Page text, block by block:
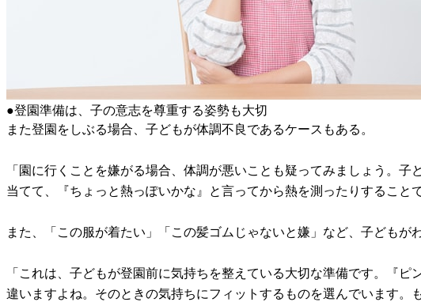
●登園準備は、子の意志を尊重する姿勢も大切
また登園をしぶる場合、子どもが体調不良であるケースもある。
「園に行くことを嫌がる場合、体調が悪いことも疑ってみましょう。
当てて、『ちょっと熱っぽいかな』と言ってから熱を測ったりすること
また、「この服が着たい」「この髪ゴムじゃないと嫌」など、子ども
「これは、子どもが登園前に気持ちを整えている大切な準備です。『
違いますよね。そのときの気持ちにフィットするものを選んでいます